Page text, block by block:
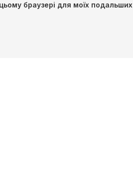
браузері для моїх подальших